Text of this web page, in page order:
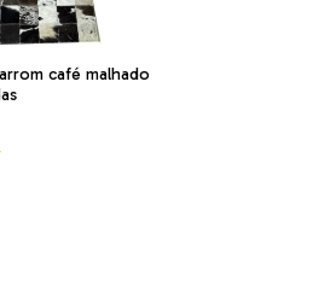
café malhado